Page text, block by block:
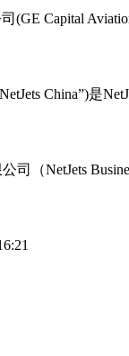
Capital
China”)是
NetJets